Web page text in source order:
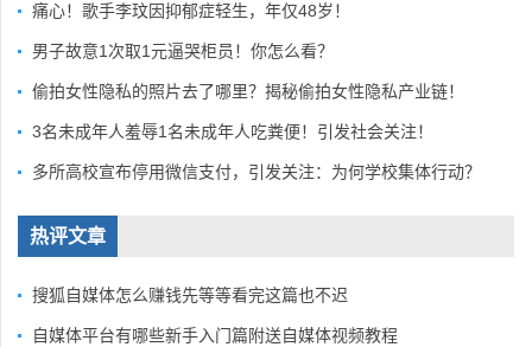
痛心！歌手李玟因抑郁症轻生，年仅48岁！
男子故意1次取1元逼哭柜员！你怎么看？
偷拍女性隐私的照片去了哪里？揭秘偷拍女性隐私产业链！
3名未成年人羞辱1名未成年人吃粪便！引发社会关注！
多所高校宣布停用微信支付，引发关注：为何学校集体行动？
热评文章
搜狐自媒体怎么赚钱先等等看完这篇也不迟
自媒体平台有哪些新手入门篇附送自媒体视频教程